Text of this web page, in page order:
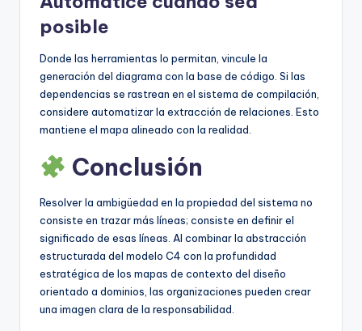
posible
Donde las herramientas lo permitan, vincule la
generación del diagrama con la base de código. Si las
dependencias se rastrean en el sistema de compilación,
considere automatizar la extracción de relaciones. Esto
mantiene el mapa alineado con la realidad.
Conclusión
Resolver la ambigüedad en la propiedad del sistema no
consiste en trazar más líneas; consiste en definir el
significado de esas líneas. Al combinar la abstracción
estructurada del modelo C4 con la profundidad
estratégica de los mapas de contexto del diseño
orientado a dominios, las organizaciones pueden crear
una imagen clara de la responsabilidad.